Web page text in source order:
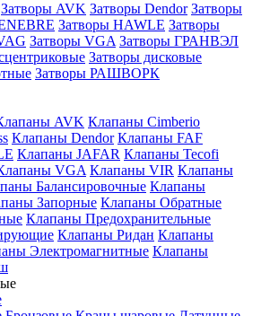
Затворы AVK Затворы Dendor Затворы
Затворы HAWLE Затворы
Затворы VGA Затворы ГРАНВЭЛ
Затворы дисковые
Затворы РАШВОРК
AVK Клапаны Cimberio
Клапаны Dendor Клапаны FAF
Клапаны JAFAR Клапаны Tecofi
VGA Клапаны VIR Клапаны
Балансировочные Клапаны
Запорные Клапаны Обратные
Клапаны Предохранительные
Клапаны Ридан Клапаны
Электромагнитные Клапаны